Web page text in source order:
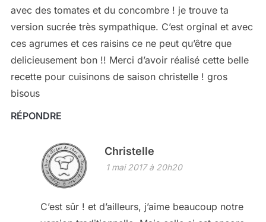
avec des tomates et du concombre ! je trouve ta
version sucrée très sympathique. C’est orginal et avec
ces agrumes et ces raisins ce ne peut qu’être que
delicieusement bon !! Merci d’avoir réalisé cette belle
recette pour cuisinons de saison christelle ! gros
bisous
RÉPONDRE
Christelle
1 mai 2017 à 20h20
C’est sûr ! et d’ailleurs, j’aime beaucoup notre